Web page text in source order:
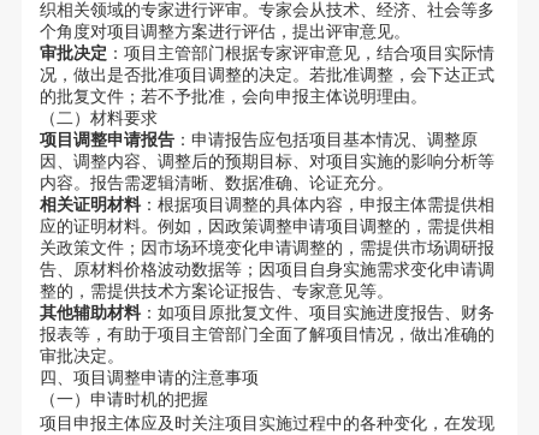
织相关领域的专家进行评审。专家会从技术、经济、社会等多
个角度对项目调整方案进行评估，提出评审意见。
审批决定 ：项目主管部门根据专家评审意见，结合项目实际情
况，做出是否批准项目调整的决定。若批准调整，会下达正式
的批复文件；若不予批准，会向申报主体说明理由。
（二）材料要求
项目调整申请报告：申请报告应包括项目基本情况、调整原
因、调整内容、调整后的预期目标、对项目实施的影响分析等
内容。报告需逻辑清晰、数据准确、论证充分。
相关证明材料：根据项目调整的具体内容，申报主体需提供相
应的证明材料。例如，因政策调整申请项目调整的，需提供相
关政策文件；因市场环境变化申请调整的，需提供市场调研报
告、原材料价格波动数据等；因项目自身实施需求变化申请调
整的，需提供技术方案论证报告、专家意见等。
其他辅助材料：如项目原批复文件、项目实施进度报告、财务
报表等，有助于项目主管部门全面了解项目情况，做出准确的
审批决定。
四、项目调整申请的注意事项
（一）申请时机的把握
项目申报主体应及时关注项目实施过程中的各种变化，在发现